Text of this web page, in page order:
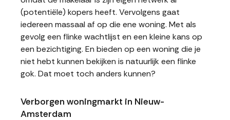
(potentiële) kopers heeft. Vervolgens gaat
iedereen massaal af op die ene woning. Met als
gevolg een flinke wachtlijst en een kleine kans op
een bezichtiging. En bieden op een woning die je
niet hebt kunnen bekijken is natuurlijk een flinke
gok. Dat moet toch anders kunnen?
Verborgen woningmarkt in Nieuw-
Amsterdam